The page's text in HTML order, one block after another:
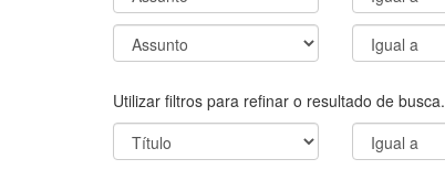
Utilizar filtros para refinar o resultado de busca.